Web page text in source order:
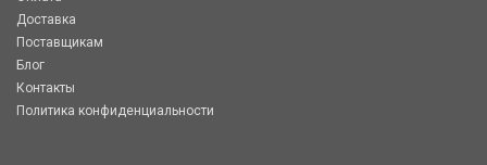
Доставка
Поставщикам
Блог
Контакты
Политика конфиденциальности